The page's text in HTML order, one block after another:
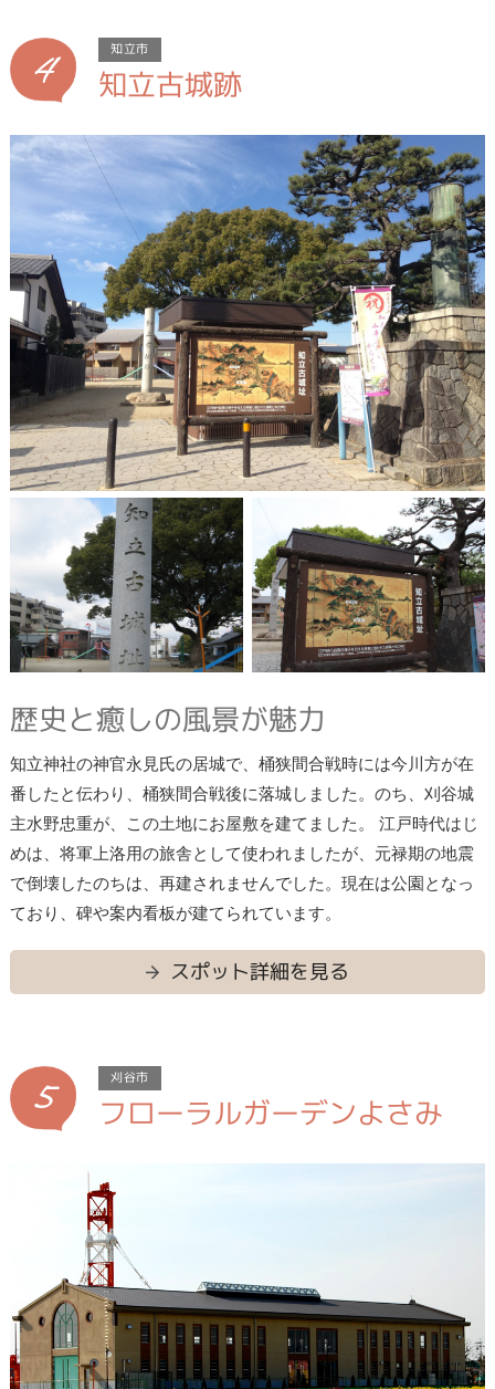
知立市
知立古城跡
4
歴史と癒しの風景が魅力
知立神社の神官永見氏の居城で、桶狭間合戦時には今川方が在
番したと伝わり、桶狭間合戦後に落城しました。のち、刈谷城
主水野忠重が、この土地にお屋敷を建てました。 江戸時代はじ
めは、将軍上洛用の旅舎として使われましたが、元禄期の地震
で倒壊したのちは、再建されませんでした。現在は公園となっ
ており、碑や案内看板が建てられています。
スポット詳細を見る
刈谷市
フローラルガーデンよさみ
5